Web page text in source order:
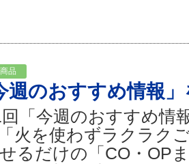
商品
週のおすすめ情報
「今週のおすすめ情
火を使わずラクラク
るだけの「CO・OP